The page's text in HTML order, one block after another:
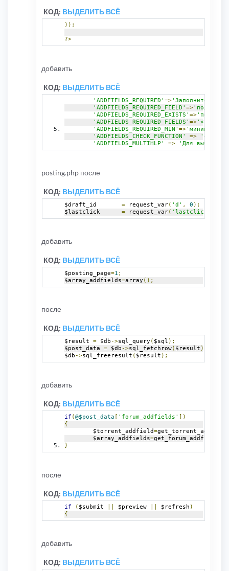
КОД: ВЫДЕЛИТЬ ВСЁ
));
?>
добавить
КОД: ВЫДЕЛИТЬ ВСЁ
'ADDFIELDS_REQUIRED' =>'Заполните
'ADDFIELDS_REQUIRED_FIELD' =>'поле'
'ADDFIELDS_REQUIRED_EXISTS' =>'поле
'ADDFIELDS_REQUIRED_FIELDS' =>
'ADDFIELDS_REQUIRED_MIN' =>'минимум
'ADDFIELDS_CHECK_FUNCTION'
=>
'ошибка
'ADDFIELDS_MULTIHLP'
=> 'Для выбора
posting.php после
КОД: ВЫДЕЛИТЬ ВСЁ
= request_var( 'd' , 0 );
= request_var( 'lastclick'
добавить
КОД: ВЫДЕЛИТЬ ВСЁ
$posting_page=1 ;
$array_addfields=array ();
после
КОД: ВЫДЕЛИТЬ ВСЁ
$result = $db->sql_query ( $sql );
$post_data = $db ->sql_fetchrow( $result );
$db->sql_freeresult ( $result );
добавить
КОД: ВЫДЕЛИТЬ ВСЁ
if ( @$post_data 'forum_addfields'
])
{
	$torrent_addfield
=get_torrent_addfield
	$array_addfields
=get_forum_addfields
}
после
КОД: ВЫДЕЛИТЬ ВСЁ
if ( $submit $preview $refresh )
{
добавить
КОД: ВЫДЕЛИТЬ ВСЁ